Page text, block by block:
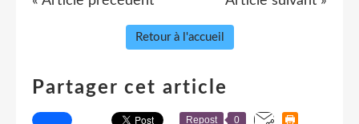
Retour à l'accueil
Partager cet article
Repost 0